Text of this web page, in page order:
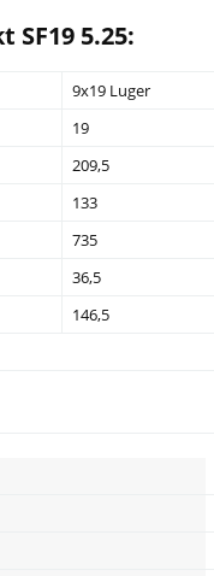
2 149,00 zł
Cena regularna:2 599,00 zł
SF19 5.25:
9x19 Luger
19
209,5
133
735
36,5
146,5